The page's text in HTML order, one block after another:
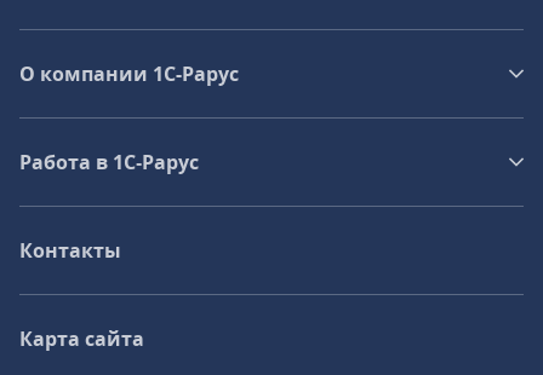
О компании 1C-Рарус
Работа в 1С‑Рарус
Контакты
Карта сайта